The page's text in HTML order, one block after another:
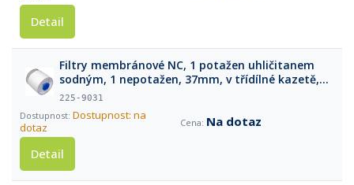
Detail
Filtry membránové NC, 1 potažen uhličitanem
sodným, 1 nepotažen, 37mm, v třídílné kazetě,
10ks
225-9031
Dostupnost: na
dotaz
Na dotaz
Detail